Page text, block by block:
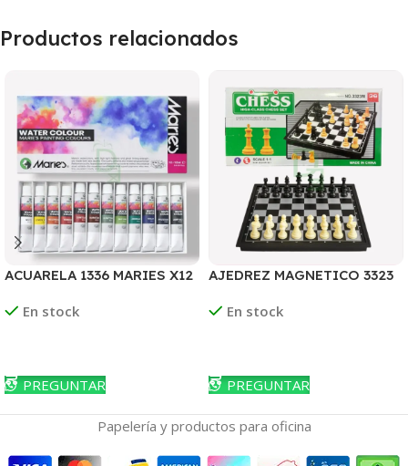
Productos relacionados
ACUARELA 1336 MARIES X12
En stock
PREGUNTAR
AJEDREZ MAGNETICO 3323
En stock
PREGUNTAR
Papelería y productos para oficina